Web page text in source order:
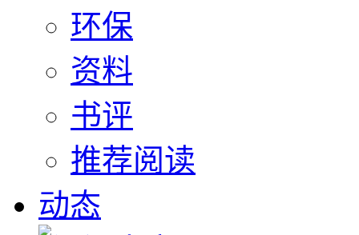
环保
资料
书评
推荐阅读
动态